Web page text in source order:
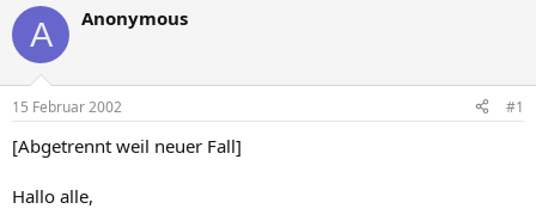
s
t
e
r
s
t
a
o
A Anonymous
15 Februar 2002 #1
[Abgetrennt weil neuer Fall]
Hallo alle,